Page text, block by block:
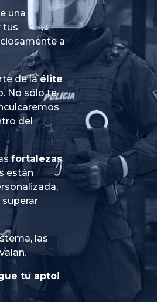
una
tus
a
de laélite
. No sólo te
del
fortalezas
están
,
superar
las
tu apto!